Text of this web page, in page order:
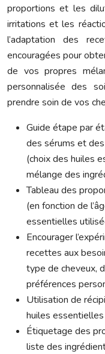
proportions et les
irritations et les
l’adaptation des
encouragées pour
de vos propres
personnalisée des
prendre soin de vos
Guide étape par
des sérums et
(choix des huiles
mélange des
Tableau des
(en fonction de
essentielles
Encourager
recettes aux
type de cheveux,
préférences
Utilisation de
huiles
Étiquetage des
liste des